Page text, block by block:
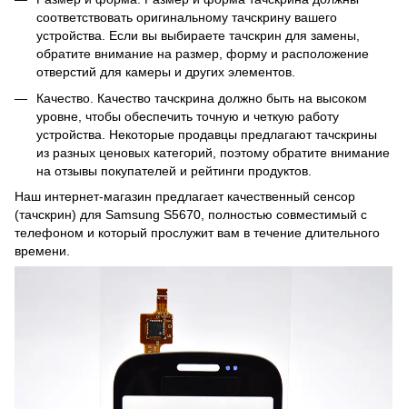
соответствовать оригинальному тачскрину вашего
устройства. Если вы выбираете тачскрин для замены,
обратите внимание на размер, форму и расположение
отверстий для камеры и других элементов.
Качество. Качество тачскрина должно быть на высоком
уровне, чтобы обеспечить точную и четкую работу
устройства. Некоторые продавцы предлагают тачскрины
из разных ценовых категорий, поэтому обратите внимание
на отзывы покупателей и рейтинги продуктов.
Наш интернет-магазин предлагает качественный сенсор
(тачскрин) для Samsung S5670, полностью совместимый с
телефоном и который прослужит вам в течение длительного
времени.